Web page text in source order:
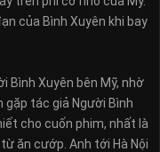
của Bình Xuyên khi bay
Bình Xuyên bên Mỹ, nhờ
gặp tác giả Người Bình
cho cuốn phim, nhất là
ăn cướp. Anh tới Hà Nội